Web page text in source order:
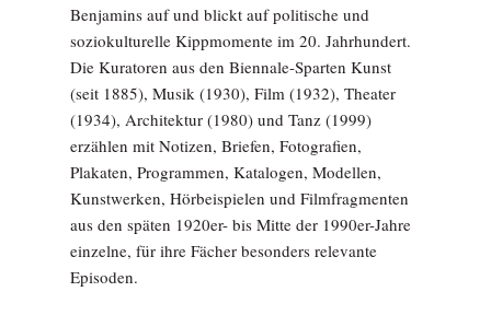
Benjamins auf und blickt auf politische und
soziokulturelle Kippmomente im 20. Jahrhundert.
Die Kuratoren aus den Biennale-Sparten Kunst
(seit 1885), Musik (1930), Film (1932), Theater
(1934), Architektur (1980) und Tanz (1999)
erzählen mit Notizen, Briefen, Fotografien,
Plakaten, Programmen, Katalogen, Modellen,
Kunstwerken, Hörbeispielen und Filmfragmenten
aus den späten 1920er- bis Mitte der 1990er-Jahre
einzelne, für ihre Fächer besonders relevante
Episoden.